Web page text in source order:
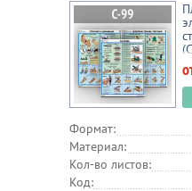
Формат:
Материал:
Кол-во листов:
Код: